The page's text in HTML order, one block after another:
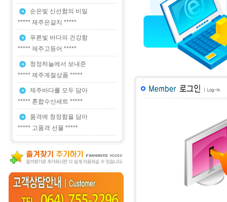
순은빛 신선함의 비밀
***** 제주은갈치 *****
푸른빛 바다의 건강함
***** 제주고등어 *****
청정하늘에서 보내준
***** 제주계절상품 *****
제주바다를 모두 담아
***** 혼합수산세트 *****
품격에 청정함을 담아
***** 고품격 선물 *****